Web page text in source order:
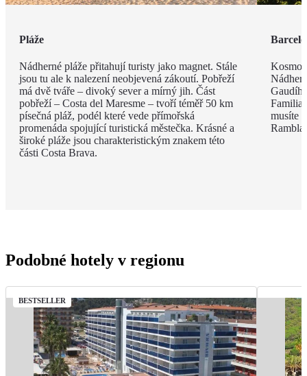
Pláže
Nádherné pláže přitahují turisty jako magnet. Stále
jsou tu ale k nalezení neobjevená zákoutí. Pobřeží
má dvě tváře – divoký sever a mírný jih. Část
pobřeží – Costa del Maresme – tvoří téměř 50 km
písečná pláž, podél které vede přímořská
promenáda spojující turistická městečka. Krásné a
široké pláže jsou charakteristickým znakem této
části Costa Brava.
Familia
musíte
Podobné hotely v regionu
BESTSELLER